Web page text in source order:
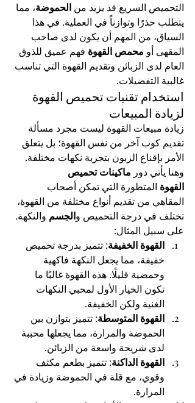
التحميص السريع قد يزيد من الحموضة، مما
يتطلب حذرًا وتوازناً في العملية. في هذا
السياق، من المهم أن يكون لدى صاحب
المقهى أو محمص القهوة فهم عميق للذوق
العام لدى الزبائن وتقديم القهوة التي تناسب
غالبية التفضيلات.
استخدام تقنيات تحميص القهوة
لزيادة المبيعات
زيادة مبيعات القهوة ليست مجرد مسألة
تقديم كوب آخر من نفس القهوة؛ بل يتعلق
الأمر بإقناع الزبون بتجربة نكهات مختلفة.
وهنا يأتي دور ماكينات تحميص
القهوة المتطورة التي تمكن أصحاب
المقاهي من تقديم أنواع مختلفة من القهوة،
تختلف في درجة التحميص والجسم والنكهة.
على سبيل المثال:
القهوة الخفيفة: تتميز بدرجة تحميص
خفيفة، مما يجعل النكهة فاكهية
وحمضية قليلًا. هذه القهوة غالبًا ما
تكون الخيار الأول لمحبي النكهات
الغنية ولكن الخفيفة.
القهوة المتوسطة: تتميز بتوازن بين
الحموضة والمرارة، مما يجعلها محببة
لدى شريحة واسعة من الزبائن.
القهوة الداكنة: تتميز بطعم مكثف
وقوي، مع قلة في الحموضة وزيادة في
المرارة.